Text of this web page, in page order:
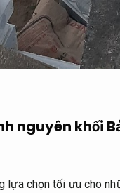
nguyên khối
lựa chọn tối ưu cho